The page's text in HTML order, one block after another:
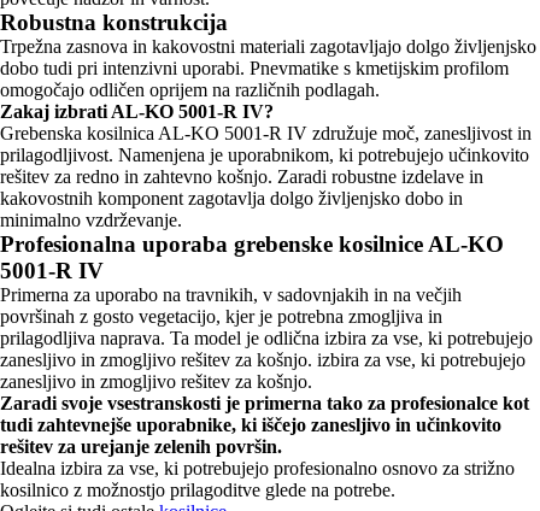
Robustna konstrukcija
Trpežna zasnova in kakovostni materiali zagotavljajo dolgo življenjsko
dobo tudi pri intenzivni uporabi. Pnevmatike s kmetijskim profilom
omogočajo odličen oprijem na različnih podlagah.
Zakaj izbrati AL-KO 5001-R IV?
Grebenska kosilnica AL-KO 5001-R IV združuje moč, zanesljivost in
prilagodljivost. Namenjena je uporabnikom, ki potrebujejo učinkovito
rešitev za redno in zahtevno košnjo. Zaradi robustne izdelave in
kakovostnih komponent zagotavlja dolgo življenjsko dobo in
minimalno vzdrževanje.
Profesionalna uporaba grebenske kosilnice AL-KO
5001-R IV
Primerna za uporabo na travnikih, v sadovnjakih in na večjih
površinah z gosto vegetacijo, kjer je potrebna zmogljiva in
prilagodljiva naprava. Ta model je odlična izbira za vse, ki potrebujejo
zanesljivo in zmogljivo rešitev za košnjo. izbira za vse, ki potrebujejo
zanesljivo in zmogljivo rešitev za košnjo.
Zaradi svoje vsestranskosti je primerna tako za profesionalce kot
tudi zahtevnejše uporabnike, ki iščejo zanesljivo in učinkovito
rešitev za urejanje zelenih površin.
Idealna izbira za vse, ki potrebujejo profesionalno osnovo za strižno
kosilnico z možnostjo prilagoditve glede na potrebe.